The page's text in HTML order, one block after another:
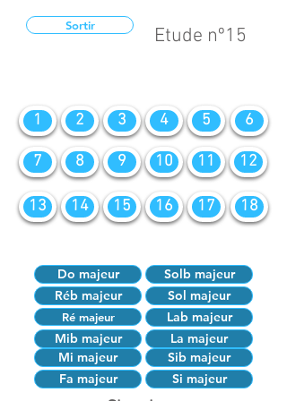
Sortir Etude nº15
1 2 3 4 5 6
7 8 9 10 11 12
13 14 15 16 17 18
Do majeur
Solb majeur
Réb majeur
Sol majeur
Ré majeur
Lab majeur
Mib majeur
Mi majeur
La majeur
Sib majeur
Fa majeur
Si majeur